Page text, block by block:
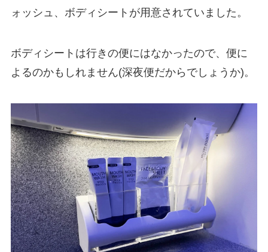
ォッシュ、ボディシートが用意されていました。
ボディシートは行きの便にはなかったので、便に
よるのかもしれません(深夜便だからでしょうか)。